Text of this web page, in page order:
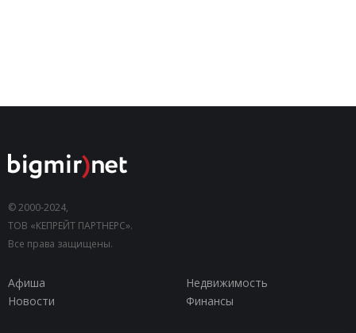
© 2000-2024,
ТОВ «КЕПРЕЙТ ПАРТНЕРС».
Все права защищены.
Афиша
Недвижимость
Новости
Финансы